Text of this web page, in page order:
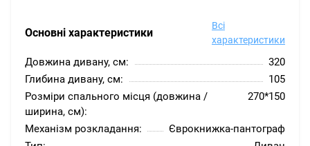
Основні характеристики
Всі
характеристики
Довжина дивану, см:
320
Глибина дивану, см:
105
Розміри спального місця (довжина /
ширина, см):
270*150
Механізм розкладання:
Єврокнижка-пантограф